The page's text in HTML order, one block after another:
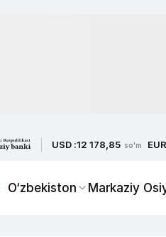
USD :12 178,85 so'm
O‘zbekiston Markaziy